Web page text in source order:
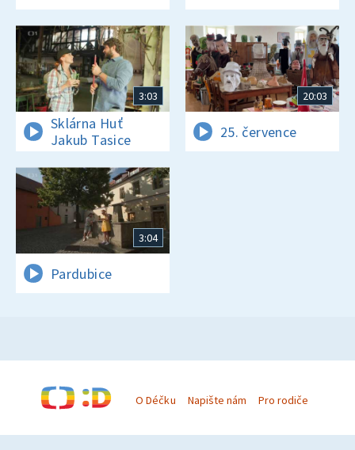
3:03
Sklárna Huť
Jakub Tasice
20:03
25. července
3:04
Pardubice
O Déčku Napište nám Pro rodiče